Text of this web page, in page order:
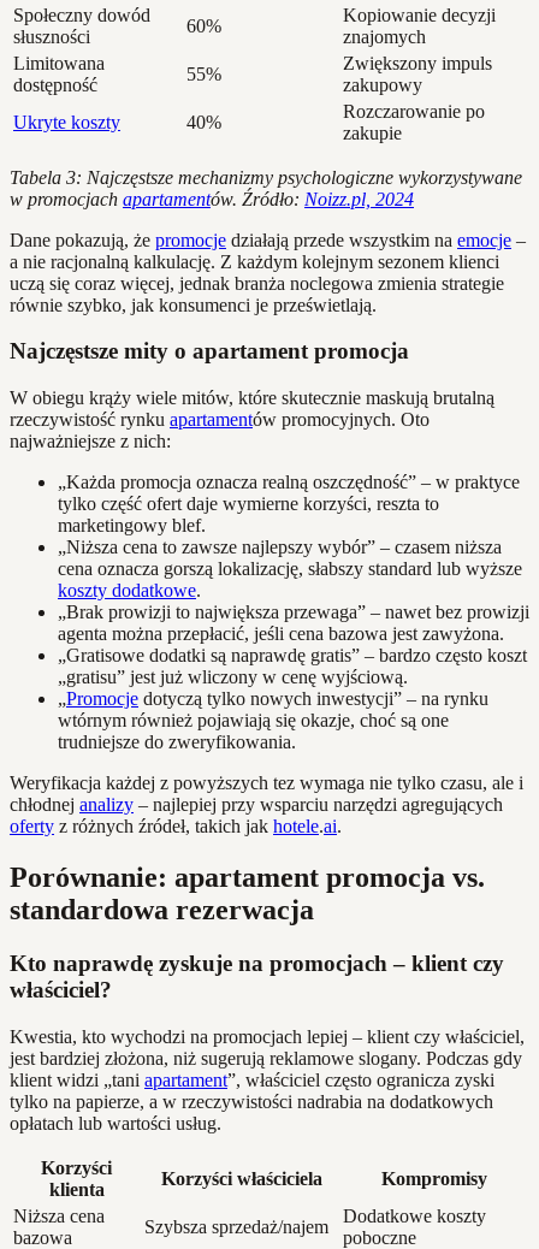
Społeczny dowód
słuszności
60%
Kopiowanie decyzji
znajomych
Limitowana
dostępność
55%
Zwiększony impuls
zakupowy
Ukryte koszty
40%
Rozczarowanie po
zakupie
Tabela 3: Najczęstsze mechanizmy psychologiczne wykorzystywane
w promocjach apartamentów. Źródło: Noizz.pl, 2024
Dane pokazują, że promocje działają przede wszystkim na emocje –
a nie racjonalną kalkulację. Z każdym kolejnym sezonem klienci
uczą się coraz więcej, jednak branża noclegowa zmienia strategie
równie szybko, jak konsumenci je prześwietlają.
Najczęstsze mity o apartament promocja
W obiegu krąży wiele mitów, które skutecznie maskują brutalną
rzeczywistość rynku apartamentów promocyjnych. Oto
najważniejsze z nich:
„Każda promocja oznacza realną oszczędność” – w praktyce
tylko część ofert daje wymierne korzyści, reszta to
marketingowy blef.
„Niższa cena to zawsze najlepszy wybór” – czasem niższa
cena oznacza gorszą lokalizację, słabszy standard lub wyższe
koszty dodatkowe.
„Brak prowizji to największa przewaga” – nawet bez prowizji
agenta można przepłacić, jeśli cena bazowa jest zawyżona.
„Gratisowe dodatki są naprawdę gratis” – bardzo często koszt
„gratisu” jest już wliczony w cenę wyjściową.
„Promocje dotyczą tylko nowych inwestycji” – na rynku
wtórnym również pojawiają się okazje, choć są one
trudniejsze do zweryfikowania.
Weryfikacja każdej z powyższych tez wymaga nie tylko czasu, ale i
chłodnej analizy – najlepiej przy wsparciu narzędzi agregujących
oferty z różnych źródeł, takich jak hotele.ai.
Porównanie: apartament promocja vs.
standardowa rezerwacja
Kto naprawdę zyskuje na promocjach – klient czy
właściciel?
Kwestia, kto wychodzi na promocjach lepiej – klient czy właściciel,
jest bardziej złożona, niż sugerują reklamowe slogany. Podczas gdy
klient widzi „tani apartament”, właściciel często ogranicza zyski
tylko na papierze, a w rzeczywistości nadrabia na dodatkowych
opłatach lub wartości usług.
Korzyści
klienta
Korzyści właściciela
Kompromisy
Niższa cena
bazowa
Szybsza sprzedaż/najem
Dodatkowe koszty
poboczne